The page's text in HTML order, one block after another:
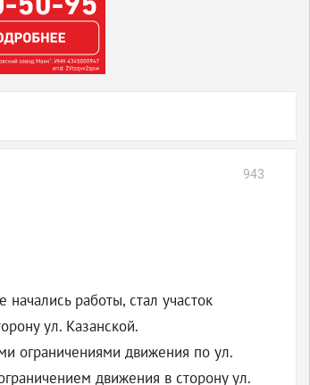
943
работы, стал участок
ул. Казанской.
ограничениями движения по ул.
движения в сторону ул.